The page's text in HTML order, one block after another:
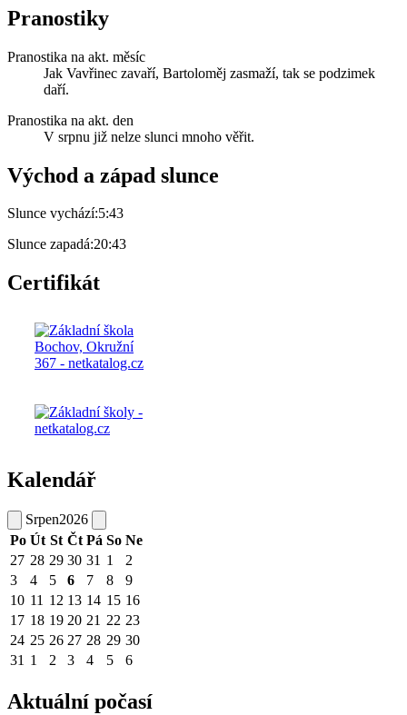
Pranostiky
Pranostika na akt. měsíc
Jak Vavřinec zavaří, Bartoloměj zasmaží, tak se podzimek
daří.
Pranostika na akt. den
V srpnu již nelze slunci mnoho věřit.
Východ a západ slunce
Slunce vychází:5:43
Slunce zapadá:20:43
Certifikát
Kalendář
Srpen2026
Po Út St Čt Pá So Ne
27 28 29 30 31 1
2
3
4 5 6 7 8
9
10 11 12 13 14 15 16
17 18 19 20 21 22 23
24 25 26 27 28 29 30
31 1 2 3 4 5 6
Aktuální počasí